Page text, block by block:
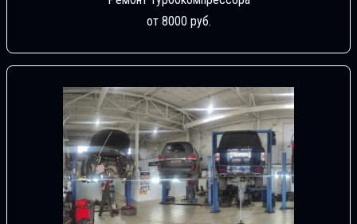
от 8000 руб.